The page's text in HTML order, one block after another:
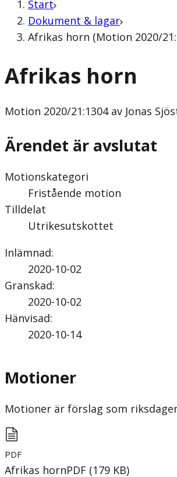
Start
Dokument & lagar
Afrikas horn (Motion 2020/
Afrikas horn
Motion 2020/21:1304 av Jonas
Ärendet är avslutat
Motionskategori
Fristående motion
Tilldelat
Utrikesutskottet
Inlämnad:
2020-10-02
Granskad:
2020-10-02
Hänvisad:
2020-10-14
Motioner
Motioner är förslag som
PDF
Afrikas hornPDF (179 KB)